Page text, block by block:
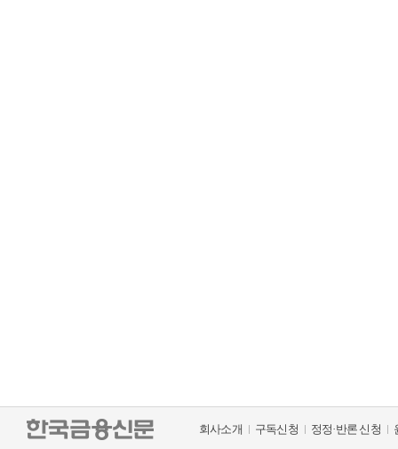
회사소개 구독신청 정정·반론 신청